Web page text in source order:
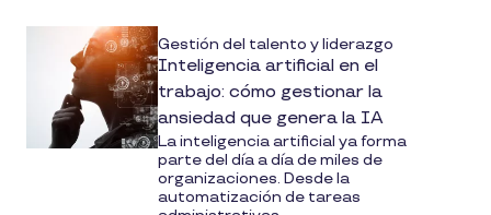
Gestión del talento y liderazgo
Inteligencia artificial en el
trabajo: cómo gestionar la
ansiedad que genera la IA
La inteligencia artificial ya forma
parte del día a día de miles de
organizaciones. Desde la
automatización de tareas